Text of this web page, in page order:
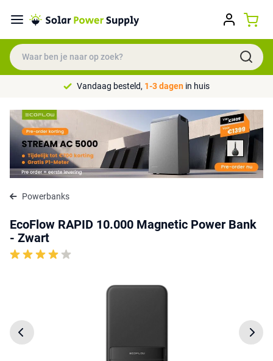
Vandaag besteld, 1-3 dagen in huis
Powerbanks
EcoFlow RAPID 10.000 Magnetic Power Bank
- Zwart